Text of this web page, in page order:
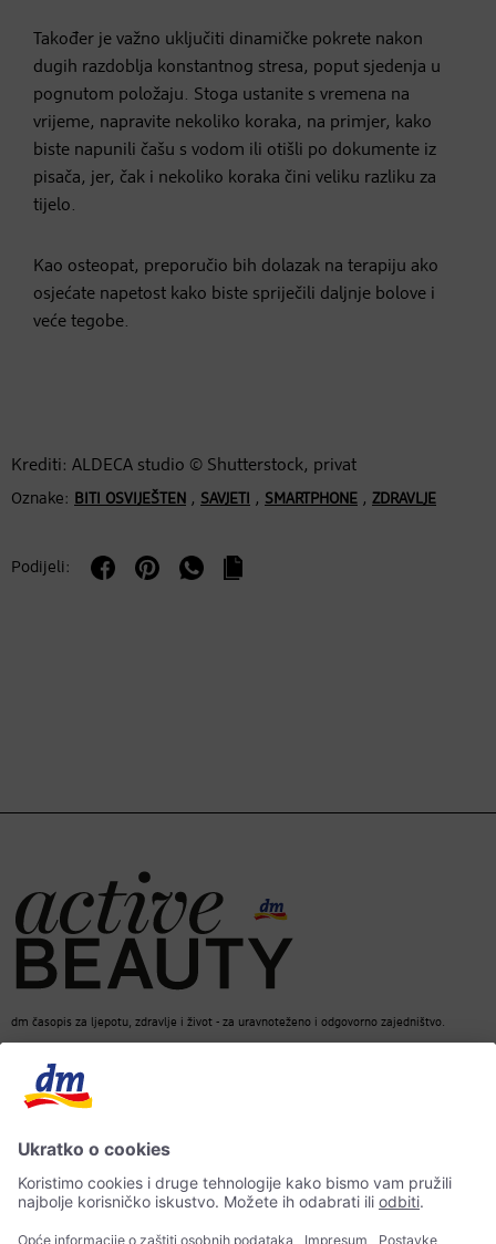
Također je važno uključiti dinamičke pokrete nakon
dugih razdoblja konstantnog stresa, poput sjedenja u
pognutom položaju. Stoga ustanite s vremena na
vrijeme, napravite nekoliko koraka, na primjer, kako
biste napunili čašu s vodom ili otišli po dokumente iz
pisača, jer, čak i nekoliko koraka čini veliku razliku za
tijelo.
Kao osteopat, preporučio bih dolazak na terapiju ako
osjećate napetost kako biste spriječili daljnje bolove i
veće tegobe.
Krediti: ALDECA studio © Shutterstock, privat
Oznake: BITI OSVIJEŠTEN , SAVJETI , SMARTPHONE , ZDRAVLJE
Podijeli:
dm časopis za ljepotu, zdravlje i život - za uravnoteženo i odgovorno zajedništvo.